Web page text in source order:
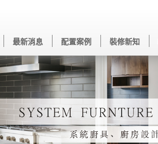
最新消息 配置案例 裝修新知